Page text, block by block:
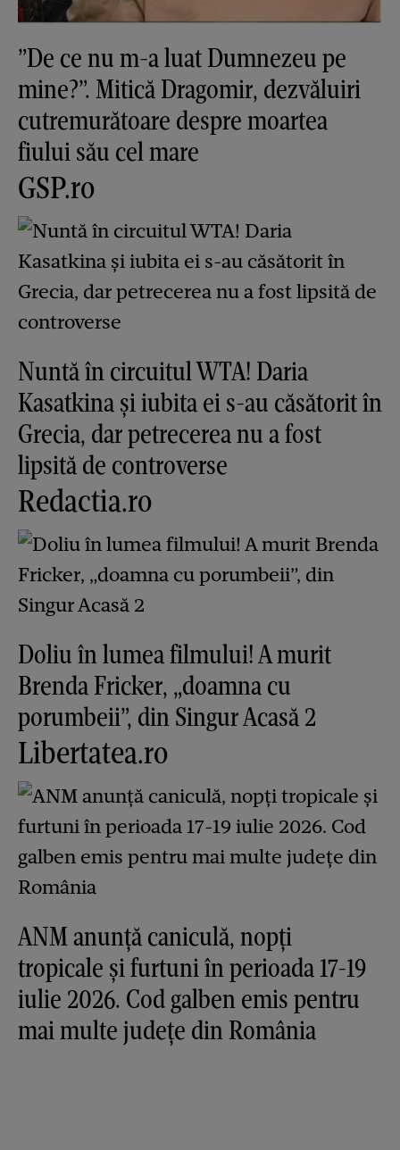
”De ce nu m-a luat Dumnezeu pe
mine?”. Mitică Dragomir, dezvăluiri
cutremurătoare despre moartea
fiului său cel mare
GSP.ro
Nuntă în circuitul WTA! Daria
Kasatkina și iubita ei s-au căsătorit în
Grecia, dar petrecerea nu a fost
lipsită de controverse
Redactia.ro
Doliu în lumea filmului! A murit
Brenda Fricker, „doamna cu
porumbeii”, din Singur Acasă 2
Libertatea.ro
ANM anunță caniculă, nopți
tropicale și furtuni în perioada 17-19
iulie 2026. Cod galben emis pentru
mai multe județe din România